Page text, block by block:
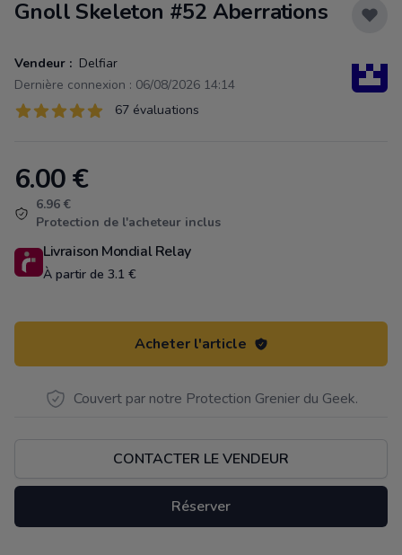
Gnoll Skeleton #52 Aberrations
Vendeur : Delfiar
Dernière connexion : 06/08/2026 14:14
Évaluations
67 sur 5 étoiles 67 évaluations
Product information
6.00€
6.96 €
Protection de l'acheteur inclus
Livraison Mondial Relay
À partir de 3.1 €
Acheter l'article
Couvert par notre Protection Grenier du Geek.
CONTACTER LE VENDEUR
Réserver